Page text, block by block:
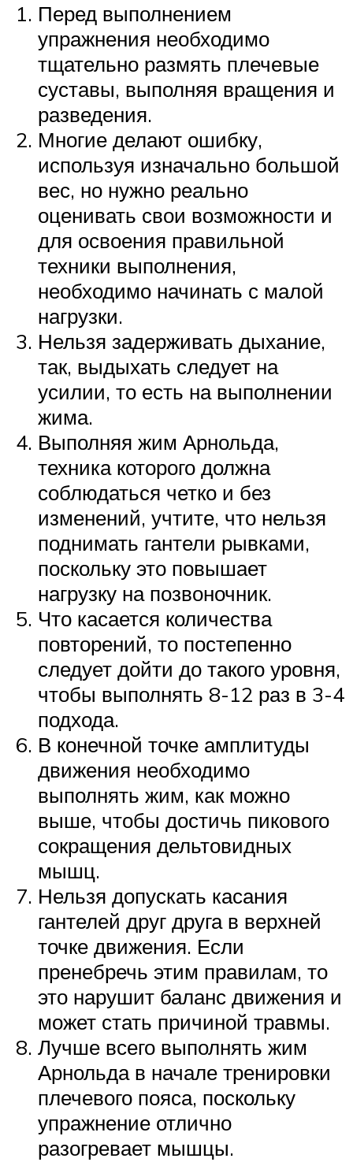
Перед выполнением
упражнения необходимо
тщательно размять плечевые
суставы, выполняя вращения и
разведения.
Многие делают ошибку,
используя изначально большой
вес, но нужно реально
оценивать свои возможности и
для освоения правильной
техники выполнения,
необходимо начинать с малой
нагрузки.
Нельзя задерживать дыхание,
так, выдыхать следует на
усилии, то есть на выполнении
жима.
Выполняя жим Арнольда,
техника которого должна
соблюдаться четко и без
изменений, учтите, что нельзя
поднимать гантели рывками,
поскольку это повышает
нагрузку на позвоночник.
Что касается количества
повторений, то постепенно
следует дойти до такого уровня,
чтобы выполнять 8-12 раз в 3-4
подхода.
В конечной точке амплитуды
движения необходимо
выполнять жим, как можно
выше, чтобы достичь пикового
сокращения дельтовидных
мышц.
Нельзя допускать касания
гантелей друг друга в верхней
точке движения. Если
пренебречь этим правилам, то
это нарушит баланс движения и
может стать причиной травмы.
Лучше всего выполнять жим
Арнольда в начале тренировки
плечевого пояса, поскольку
упражнение отлично
разогревает мышцы.